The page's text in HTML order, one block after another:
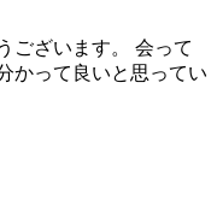
ございます。 会って
かって良いと思ってい